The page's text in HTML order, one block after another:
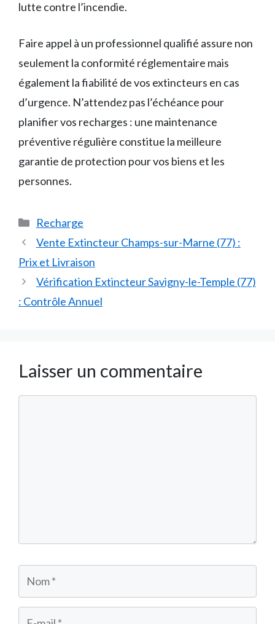
lutte contre l’incendie.
Faire appel à un professionnel qualifié assure non
seulement la conformité réglementaire mais
également la fiabilité de vos extincteurs en cas
d’urgence. N’attendez pas l’échéance pour
planifier vos recharges : une maintenance
préventive régulière constitue la meilleure
garantie de protection pour vos biens et les
personnes.
Catégories
Recharge
Vente Extincteur Champs-sur-Marne (77) :
Prix et Livraison
Vérification Extincteur Savigny-le-Temple (77)
: Contrôle Annuel
Laisser un commentaire
Nom
E-